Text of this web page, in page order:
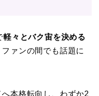
軽々とバク宙を決める
ァンの間でも話題に
本格転向し、わずか2